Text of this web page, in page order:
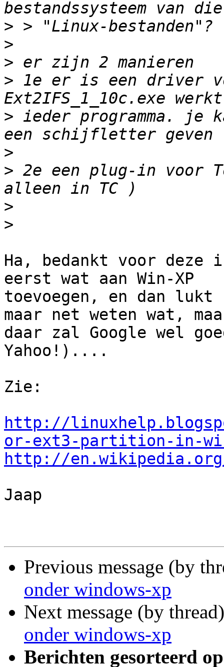
>
>
>
> 1e er is een driver
> ieder programma. je
>
> 2e een plug-in voor
>
>
Ha, bedankt voor deze
eerst wat aan Win-XP
toevoegen, en dan
maar net weten wat,
daar zal Google wel
Yahoo!)....
Zie:
http://
or-ext3-partition-in-
http://en.wikipedia.org/
Jaap
Previous message (by
onder windows-xp
Next message (by
onder windows-xp
Berichten gesorteerd